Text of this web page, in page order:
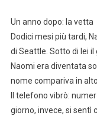
Un anno dopo: la vetta
Dodici mesi più tardi,
di Seattle. Sotto di lei
Naomi era diventata
nome compariva in
Il telefono vibrò:
giorno, invece, si sentì